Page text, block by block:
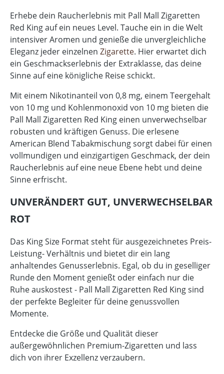
Erhebe dein Raucherlebnis mit Pall Mall Zigaretten
Red King auf ein neues Level. Tauche ein in die Welt
intensiver Aromen und genieße die unvergleichliche
Eleganz jeder einzelnen Zigarette. Hier erwartet dich
ein Geschmackserlebnis der Extraklasse, das deine
Sinne auf eine königliche Reise schickt.
Mit einem Nikotinanteil von 0,8 mg, einem Teergehalt
von 10 mg und Kohlenmonoxid von 10 mg bieten die
Pall Mall Zigaretten Red King einen unverwechselbar
robusten und kräftigen Genuss. Die erlesene
American Blend Tabakmischung sorgt dabei für einen
vollmundigen und einzigartigen Geschmack, der dein
Raucherlebnis auf eine neue Ebene hebt und deine
Sinne erfrischt.
UNVERÄNDERT GUT, UNVERWECHSELBAR
ROT
Das King Size Format steht für ausgezeichnetes Preis-
Leistung- Verhältnis und bietet dir ein lang
anhaltendes Genusserlebnis. Egal, ob du in geselliger
Runde den Moment genießt oder einfach nur die
Ruhe auskostest - Pall Mall Zigaretten Red King sind
der perfekte Begleiter für deine genussvollen
Momente.
Entdecke die Größe und Qualität dieser
außergewöhnlichen Premium-Zigaretten und lass
dich von ihrer Exzellenz verzaubern.